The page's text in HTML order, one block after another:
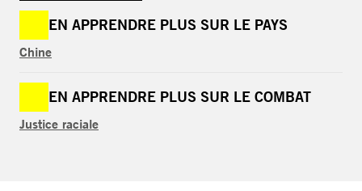
EN APPRENDRE PLUS SUR LE PAYS
Chine
EN APPRENDRE PLUS SUR LE COMBAT
Justice raciale